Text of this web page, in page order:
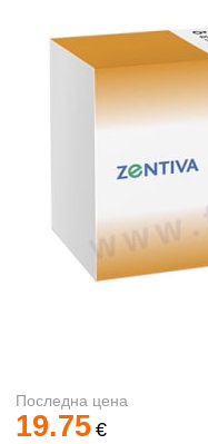
Последна цена
19.75 €